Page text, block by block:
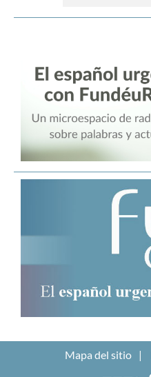
Mapa del sitio